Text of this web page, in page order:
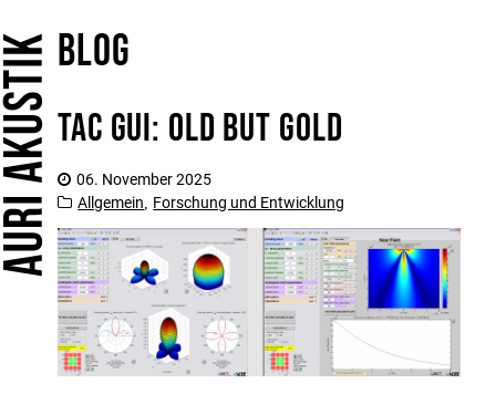
Home
Leistungen
Öffent­liche Ein­richt­ungen
Büroakustik
Konzertsaal und Kirchen
HiFi
Tonstudio
Bauakustik und Schallschutz
Sprechstunde
Blog
TAC GUI: Old but Gold
06. November 2025
Allgemein
Forschung und Entwicklung